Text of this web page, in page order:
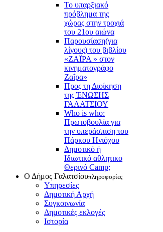
Το υπαρξιακό
πρόβλημα της
χώρας στην τροχιά
του 21ου αιώνα
Παρουσίαση(για
λίγους) του βιβλίου
«ΖΑΪΡΑ » στον
κινηματογράφο
Ζαΐρα»
Προς τη Διοίκηση
της ΈΝΩΣΗΣ
ΓΑΛΑΤΣΙΟΥ
Who is who:
Πρωτοβουλία για
την υπεράσπιση του
Πάρκου Ηνιόχου
Δημοτικό ή
Ιδιωτικό αθλητικο
Θερινό Camp;
Ο Δήμος Γαλατσίουπληροφορίες
Υπηρεσίες
Δημοτική Αρχή
Συγκοινωνία
Δημοτικές εκλογές
Ιστορία